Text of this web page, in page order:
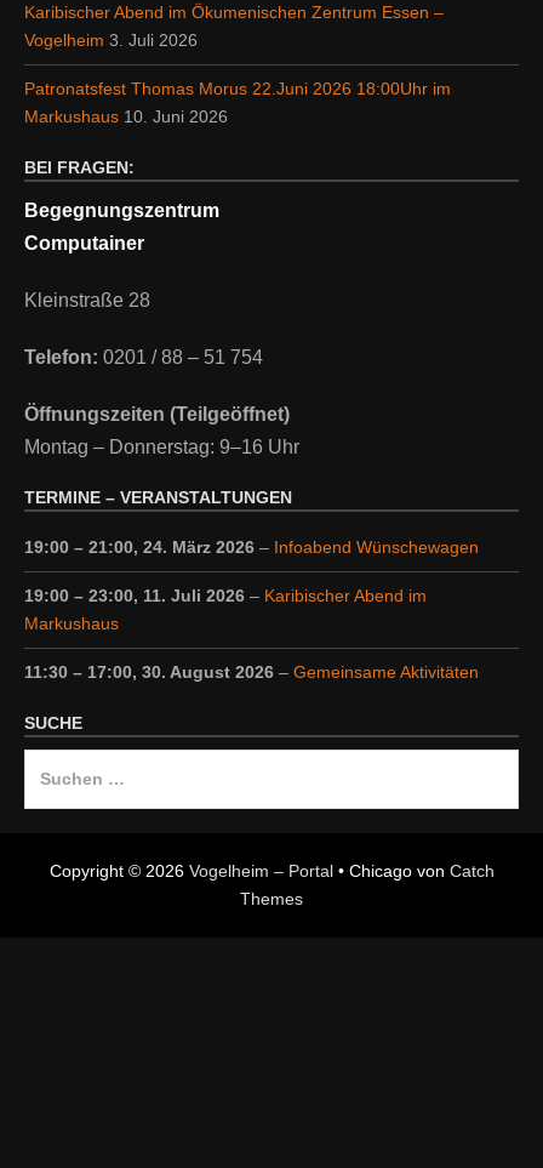
Karibischer Abend im Ökumenischen Zentrum Essen –
Vogelheim 3. Juli 2026
Patronatsfest Thomas Morus 22.Juni 2026 18:00Uhr im
Markushaus 10. Juni 2026
BEI FRAGEN:
Begegnungszentrum
Computainer
Kleinstraße 28
Telefon: 0201 / 88 – 51 754
Öffnungszeiten (Teilgeöffnet)
Montag – Donnerstag: 9–16 Uhr
TERMINE – VERANSTALTUNGEN
19:00 – 21:00, 24. März 2026 – Infoabend Wünschewagen
19:00 – 23:00, 11. Juli 2026 – Karibischer Abend im
Markushaus
11:30 – 17:00, 30. August 2026 – Gemeinsame Aktivitäten
SUCHE
Copyright © 2026 Vogelheim – Portal• Chicago von Catch
Themes